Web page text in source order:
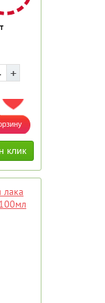
ДОБАВИТЬ В ИЗБРАННОЕ
лака